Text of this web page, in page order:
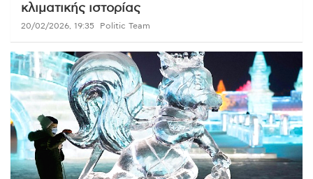
κλιματικής ιστορίας
20/02/2026, 19:35 Politic Team